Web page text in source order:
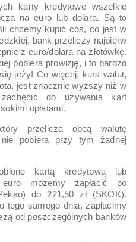
karty kredytowe wszelkie
na euro lub dolara. Są to
chcemy kupić coś, co jest w
bank przeliczy najpierw
z euro/dolara na złotówkę.
pobiera prowizję, i to bardzo
jeży! Co więcej, kurs walut,
jest znacznie wyższy niż w
do używania kart
opłatami.
przelicza obcą walutę
pobiera przy tym żadnej
kartą kredytową lub
możemy zapłacić po
do 221,50 zł (SKOK).
tego samego dnia, zapłacimy
od poszczególnych banków